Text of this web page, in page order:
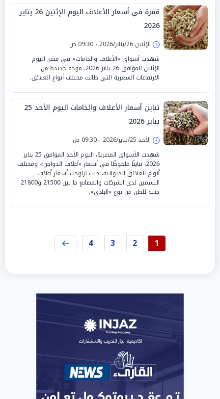
قفزة في أسعار الأعلاف اليوم الإثنين 26 يناير
2026
الإثنين 26/يناير/2026 - 09:30 ص
شهدت أسواق «الأعلاف والخامات» في مصر، اليوم
الإثنين الموافق 26 يناير 2026، موجة جديدة من
الارتفاعات السعرية التي طالت مختلف أنواع العلائق.
تباين أسعار الأعلاف والخامات اليوم الأحد 25
يناير 2026
الأحد 25/يناير/2026 - 09:30 ص
شهدت الأسواق المصرية، اليوم الأحد الموافق 25 يناير
2026، تباينًا ملحوظًا في أسعار «أعلاف الدواجن» ومختلف
أنواع العلائق الحيوانية، حيث تراوحت أسعار أعلاف
التسمين لدى الشركات والمصانع ما بين 21500 و21800
جنيه للطن من نوع «البادي».
1
2
3
4